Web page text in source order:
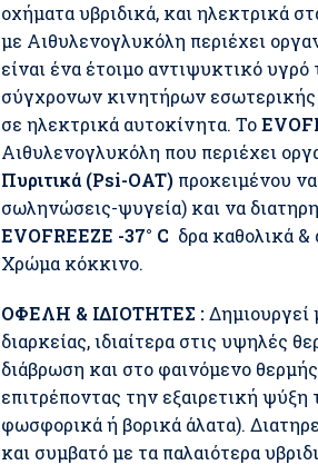
οχήματα υβριδικά, και ηλεκτρικά
με Αιθυλενογλυκόλη περιέχει
είναι ένα έτοιμο αντιψυκτικό
σύγχρονων κινητήρων εσωτερικής
σε ηλεκτρικά αυτοκίνητα. Το
Αιθυλενογλυκόλη που περιέχει
Πυριτικά (Psi-OAT) προκειμένου
σωληνώσεις-ψυγεία) και να
EVOFREEZE -37° C δρα καθολικά
Χρώμα κόκκινο.
ΟΦΕΛΗ & ΙΔΙΟΤΗΤΕΣ :Δημιουργεί
διαρκείας, ιδιαίτερα στις υψηλές
διάβρωση και στο φαινόμενο
επιτρέποντας την εξαιρετική ψύξη
φωσφορικά ή βορικά άλατα).
και συμβατό με τα παλαιότερα